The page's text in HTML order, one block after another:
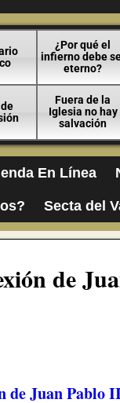
¿Por qué el
infierno debe
eterno?
Fuera de la
Iglesia no hay
salvación
En Línea
Secta del
de
de Juan